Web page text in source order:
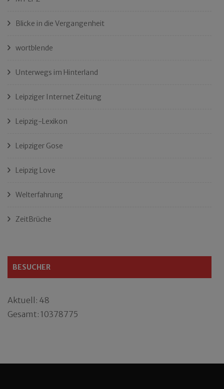
Blicke in die Vergangenheit
wortblende
Unterwegs im Hinterland
Leipziger Internet Zeitung
Leipzig-Lexikon
Leipziger Gose
Leipzig Love
Welterfahrung
ZeitBrüche
BESUCHER
Aktuell: 48
Gesamt: 10378775